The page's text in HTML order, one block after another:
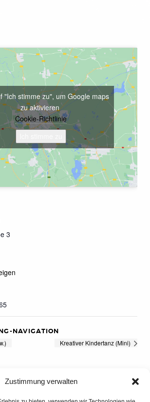
Zustimmung verwalten
3
"Ich stimme zu", um Google maps
zu aktivieren
Cookie-Richtlinie
NAVIGATION
Kreativer Kindertanz (Mini)